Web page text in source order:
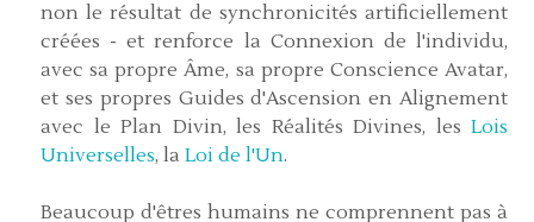
non le résultat de synchronicités artificiellement
créées - et renforce la Connexion de l'individu,
avec sa propre Âme, sa propre Conscience Avatar,
et ses propres Guides d'Ascension en Alignement
avec le Plan Divin, les Réalités Divines, les Lois
Universelles, la Loi de l'Un.
Beaucoup d'êtres humains ne comprennent pas à